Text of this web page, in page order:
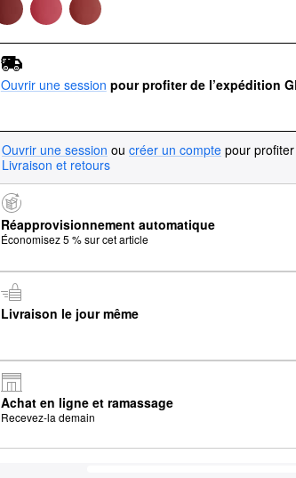
Ouvrir une session pour profiter de l’expédition
Ouvrir une session ou créer un compte pour
Livraison et retours
Réapprovisionnement automatique
Économisez 5 % sur cet article
Livraison le jour même
Achat en ligne et ramassage
Recevez-la demain